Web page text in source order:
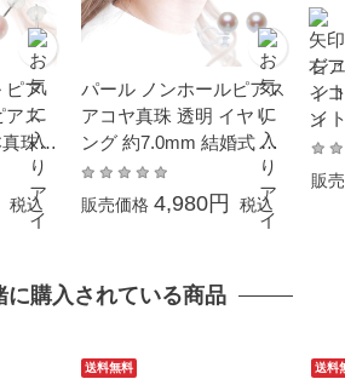
ピア
アス
珠
葬祭
式 母
税込
パール ノンホールピアス
アコヤ真珠 透明 イヤリ
ング 約7.0mm 結婚式 葬
儀 冠婚葬祭 成人式 卒業
入園 入学式 母の日 ホワ
イトデーお返し プレゼン
販売価格 4,980円 税込
ジ
ン
イ
ロ
販
に購入されている商品
送料無料 送料